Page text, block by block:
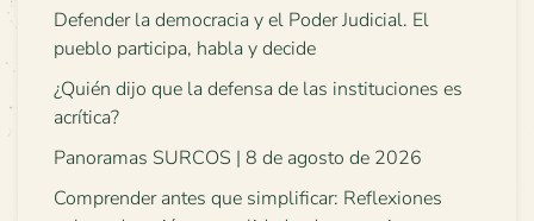
Defender la democracia y el Poder Judicial. El
pueblo participa, habla y decide
¿Quién dijo que la defensa de las instituciones es
acrítica?
Panoramas SURCOS | 8 de agosto de 2026
Comprender antes que simplificar: Reflexiones